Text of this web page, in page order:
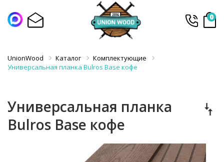
0
UnionWood Каталог
Комплектующие
Универсальная планка Bulros Base кофе
Универсальная планка
Bulros Base кофе